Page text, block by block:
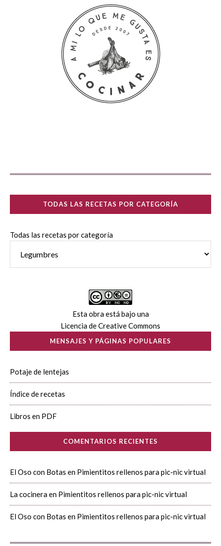
TODAS LAS RECETAS POR CATEGORÍA
Todas las recetas por categoría
Esta obra está bajo una
Licencia de Creative Commons
MENSAJES Y PÁGINAS POPULARES
Potaje de lentejas
Índice de recetas
Libros en PDF
COMENTARIOS RECIENTES
El Oso con Botas en Pimientitos rellenos para pic-nic virtual
La cocineraen Pimientitos rellenos para pic-nic virtual
El Oso con Botas en Pimientitos rellenos para pic-nic virtual